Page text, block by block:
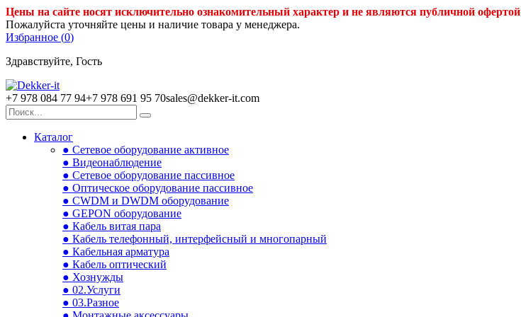
Цены на сайте носят исключительно ознакомительный характер и не являются публичной офертой
Пожалуйста уточняйте цены и наличие товара у менеджера.
Избранное (0)
Здравствуйте, Гость
+7 978 084 77 94+7 978 691 95 70sales@dekker-it.com
Каталог
● Сетевое оборудование активное
● Видеонаблюдение
● Сетевое оборудование пассивное
● Оптическое оборудование пассивное
● CWDM и DWDM оборудование
● GEPON оборудование
● Кабель витая пара
● Кабель телефонный, интерфейсный и многопарный
● Кабельная арматура
● Кабель оптический
● Хознужды
● 02.Услуги
● 03.Разное